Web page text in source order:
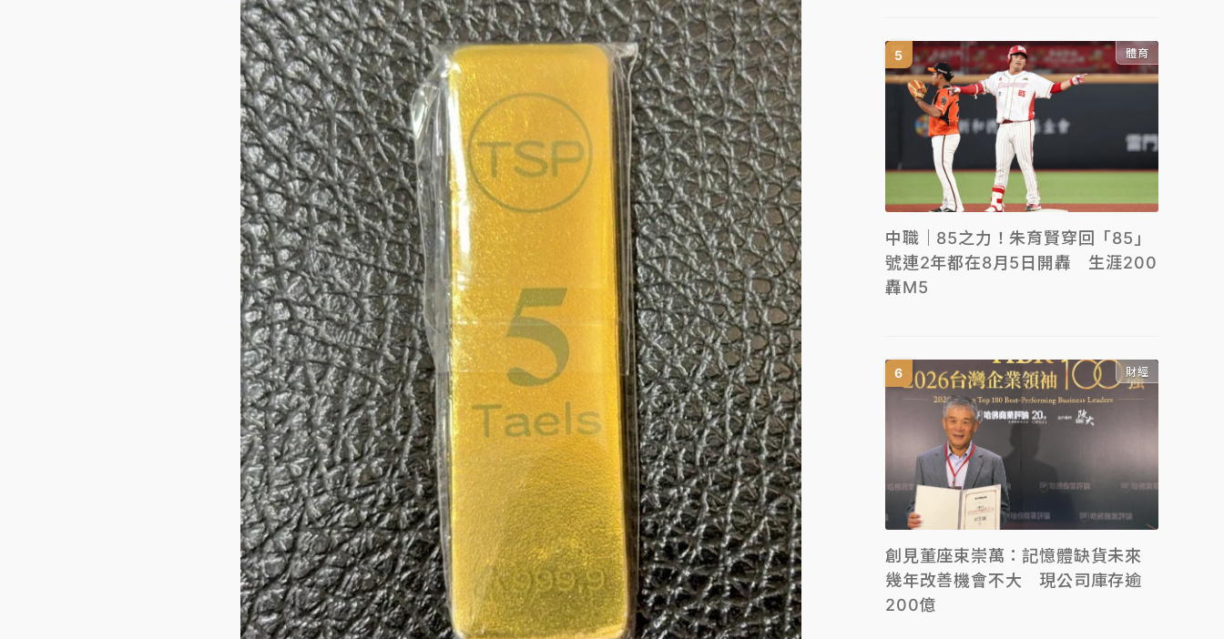
體育
中職｜85之力！朱育賢穿回「85」
號連2年都在8月5日開轟 生涯200
轟M5
財經
創見董座束崇萬：記憶體缺貨未來
幾年改善機會不大 現公司庫存逾
200億